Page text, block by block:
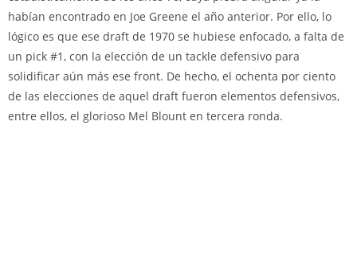
habían encontrado en Joe Greene el año anterior. Por ello, lo
lógico es que ese draft de 1970 se hubiese enfocado, a falta de
un pick #1, con la elección de un tackle defensivo para
solidificar aún más ese front. De hecho, el ochenta por ciento
de las elecciones de aquel draft fueron elementos defensivos,
entre ellos, el glorioso Mel Blount en tercera ronda.